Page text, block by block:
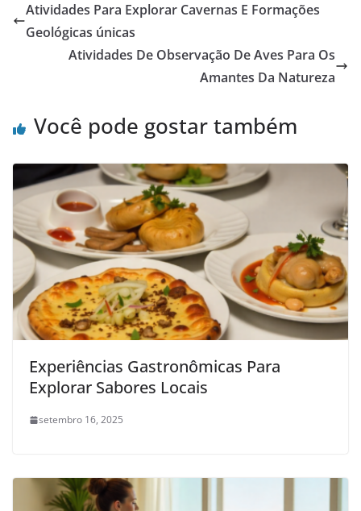
Atividades Para Explorar Cavernas E Formações
Geológicas únicas
Atividades De Observação De Aves Para Os
Amantes Da Natureza
Você pode gostar também
Experiências Gastronômicas Para
Explorar Sabores Locais
setembro 16, 2025